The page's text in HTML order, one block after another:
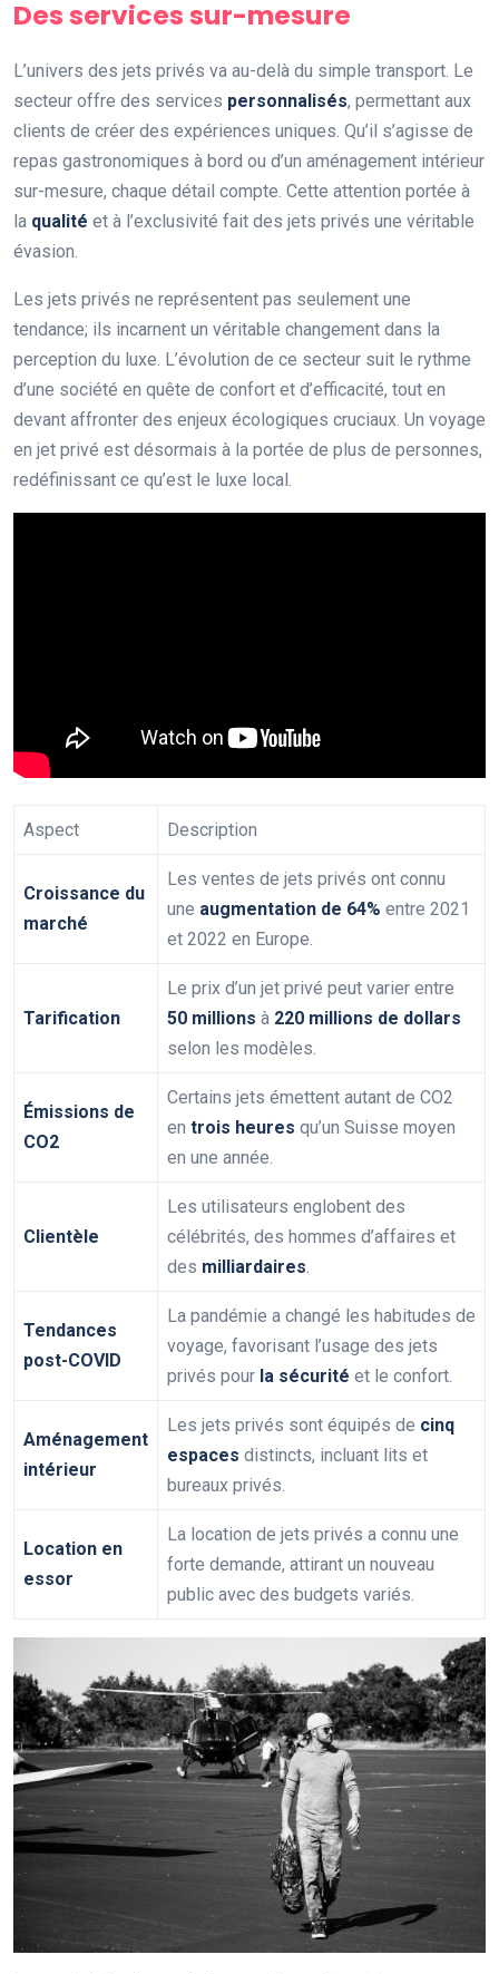
Des services sur-mesure
L’univers des jets privés va au-delà du simple transport. Le
secteur offre des services personnalisés, permettant aux
clients de créer des expériences uniques. Qu’il s’agisse de
repas gastronomiques à bord ou d’un aménagement intérieur
sur-mesure, chaque détail compte. Cette attention portée à
la qualité et à l’exclusivité fait des jets privés une véritable
évasion.
Les jets privés ne représentent pas seulement une
tendance; ils incarnent un véritable changement dans la
perception du luxe. L’évolution de ce secteur suit le rythme
d’une société en quête de confort et d’efficacité, tout en
devant affronter des enjeux écologiques cruciaux. Un voyage
en jet privé est désormais à la portée de plus de personnes,
redéfinissant ce qu’est le luxe local.
Aspect Description
Croissance du
marché
Les ventes de jets privés ont connu
une augmentation de 64% entre 2021
et 2022 en Europe.
Tarification
Le prix d’un jet privé peut varier entre
50 millions à 220 millions de dollars
selon les modèles.
Émissions de
CO2
Certains jets émettent autant de CO2
en trois heures qu’un Suisse moyen
en une année.
Clientèle
Les utilisateurs englobent des
célébrités, des hommes d’affaires et
des milliardaires.
Tendances
post-COVID
La pandémie a changé les habitudes de
voyage, favorisant l’usage des jets
privés pour la sécurité et le confort.
Aménagement
intérieur
Les jets privés sont équipés de cinq
espaces distincts, incluant lits et
bureaux privés.
Location en
essor
La location de jets privés a connu une
forte demande, attirant un nouveau
public avec des budgets variés.